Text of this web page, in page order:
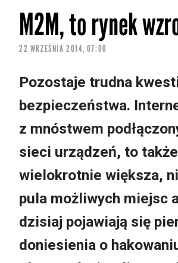
M2M, to rynek
22 WRZEŚNIA 2014, 07:00
Pozostaje trudna
bezpieczeństwa.
z mnóstwem
sieci urządzeń, to także
wielokrotnie większa,
pula możliwych miejsc
dzisiaj pojawiają się
doniesienia o